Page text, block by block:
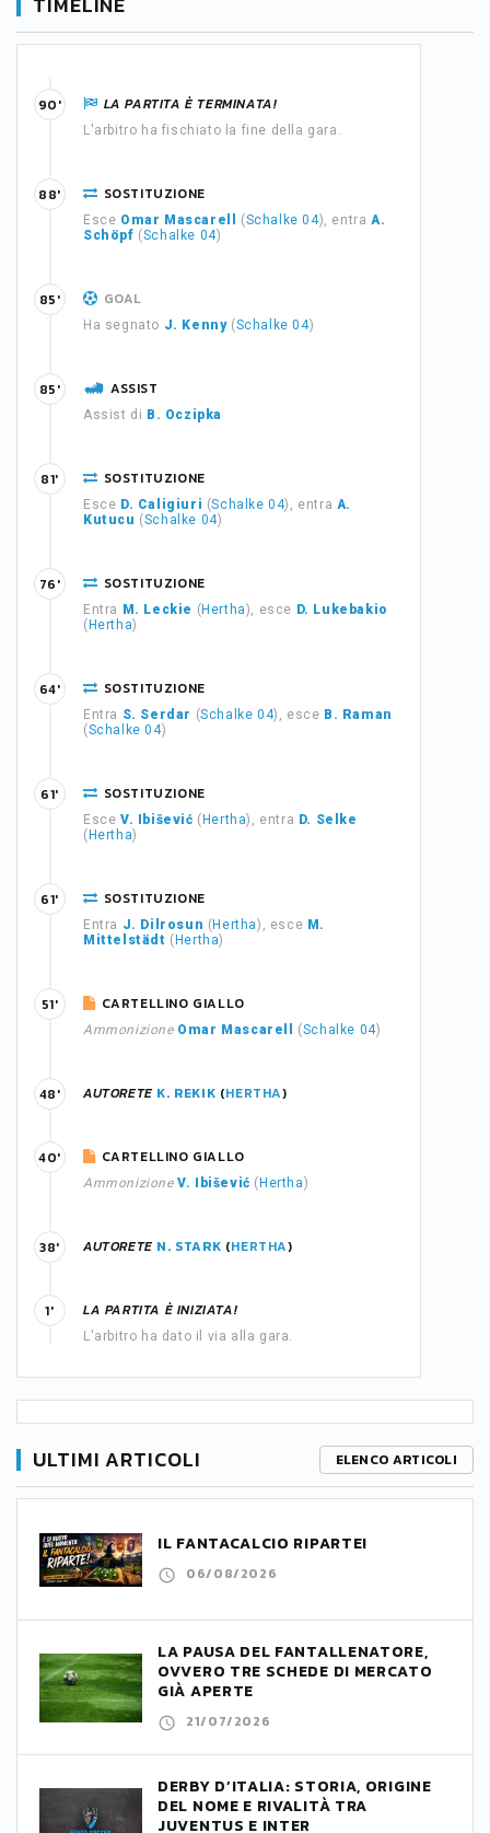
LA PARTITA È TERMINATA!
L'arbitro ha fischiato la fine della gara.
90'
SOSTITUZIONE
Esce Omar Mascarell (Schalke 04), entraA.
Schöpf (Schalke 04)
88'
GOAL
Ha segnato J. Kenny(Schalke 04)
85'
ASSIST
Assist di B. Oczipka
85'
SOSTITUZIONE
Esce D. Caligiuri (Schalke 04), entra A.
Kutucu (Schalke 04)
81'
SOSTITUZIONE
Entra M. Leckie ( Hertha), esce D. Lukebakio
( Hertha)
76'
SOSTITUZIONE
Entra S. Serdar (Schalke 04), esce B. Raman
(Schalke 04)
64'
SOSTITUZIONE
Esce V. Ibišević ( Hertha), entra D. Selke
( Hertha)
61'
SOSTITUZIONE
Entra J. Dilrosun ( Hertha), esce M.
Mittelstädt ( Hertha)
61'
CARTELLINO GIALLO
Ammonizione Omar Mascarell (Schalke 04)
51'
AUTORETE K. REKIK (HERTHA)
48'
CARTELLINO GIALLO
Ammonizione V. Ibišević ( Hertha)
40'
AUTORETE N. STARK (HERTHA)
38'
LA PARTITA È INIZIATA!
L'arbitro ha dato il via alla gara.
1'
ULTIMI ARTICOLI ELENCO ARTICOLI
IL FANTACALCIO RIPARTE!
06/08/2026
LA PAUSA DEL FANTALLENATORE,
OVVERO TRE SCHEDE DI MERCATO
GIÀ APERTE
21/07/2026
DERBY D’ITALIA: STORIA, ORIGINE
DEL NOME E RIVALITÀ TRA
JUVENTUS E INTER